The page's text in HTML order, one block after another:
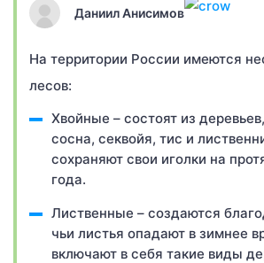
Даниил Анисимов
На территории России имеются
лесов:
Хвойные – состоят из
сосна, секвойя, тис и
сохраняют свои иголки на
года.
Лиственные – создаются
чьи листья опадают в зимнее
включают в себя такие виды